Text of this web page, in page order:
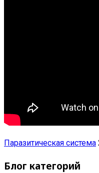
Паразитическая система
Блог категорий